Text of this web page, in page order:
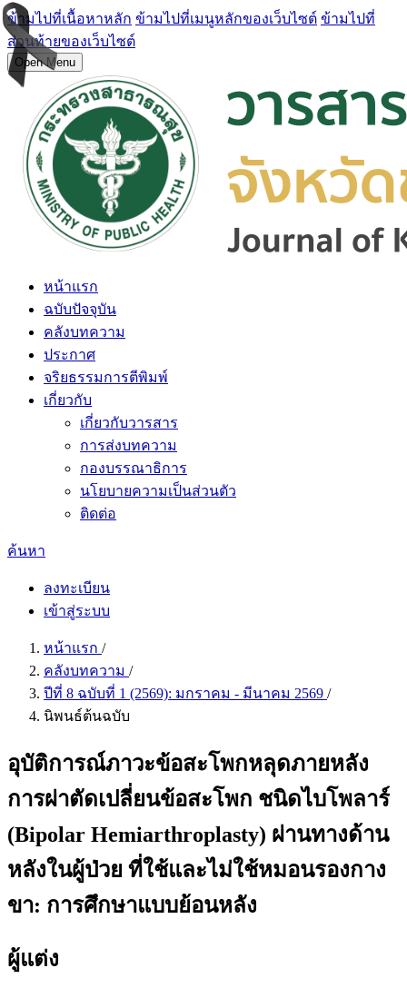
ข้ามไปที่เนื้อหาหลัก ข้ามไปที่เมนูหลักของเว็บไซต์ ข้ามไปที่
ส่วนท้ายของเว็บไซต์
Open Menu
หน้าแรก
ฉบับปัจจุบัน
คลังบทความ
ประกาศ
จริยธรรมการตีพิมพ์
เกี่ยวกับ
เกี่ยวกับวารสาร
การส่งบทความ
กองบรรณาธิการ
นโยบายความเป็นส่วนตัว
ติดต่อ
ค้นหา
ลงทะเบียน
เข้าสู่ระบบ
หน้าแรก /
คลังบทความ /
ปีที่ 8 ฉบับที่ 1 (2569): มกราคม - มีนาคม 2569 /
นิพนธ์ต้นฉบับ
อุบัติการณ์ภาวะข้อสะโพกหลุดภายหลัง
การผ่าตัดเปลี่ยนข้อสะโพก ชนิดไบโพลาร์
(Bipolar Hemiarthroplasty) ผ่านทางด้าน
หลังในผู้ป่วย ที่ใช้และไม่ใช้หมอนรองกาง
ขา: การศึกษาแบบย้อนหลัง
ผู้แต่ง